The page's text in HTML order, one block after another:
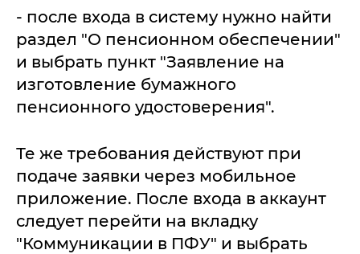
- после входа в систему нужно найти
раздел "О пенсионном обеспечении"
и выбрать пункт "Заявление на
изготовление бумажного
пенсионного удостоверения".
Те же требования действуют при
подаче заявки через мобильное
приложение. После входа в аккаунт
следует перейти на вкладку
"Коммуникации в ПФУ" и выбрать